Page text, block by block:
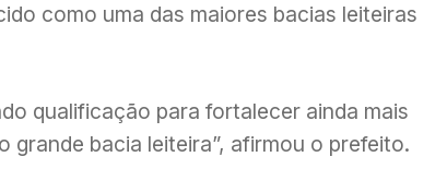
como uma das maiores bacias leiteiras
qualificação para fortalecer ainda mais
bacia leiteira”, afirmou o prefeito.